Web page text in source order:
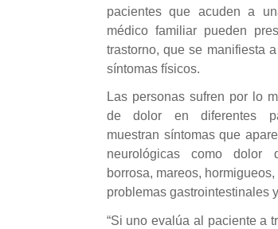
pacientes que acuden a
médico familiar pueden
trastorno, que se manifiesta
síntomas físicos.
Las personas sufren por lo
de dolor en diferentes
muestran síntomas que
neurológicas como dolor
borrosa, mareos,
problemas gastrointestinales
“Si uno evalúa al paciente a